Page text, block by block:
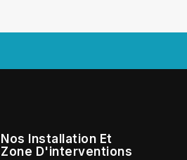
Nos Installation Et
Zone D'interventions